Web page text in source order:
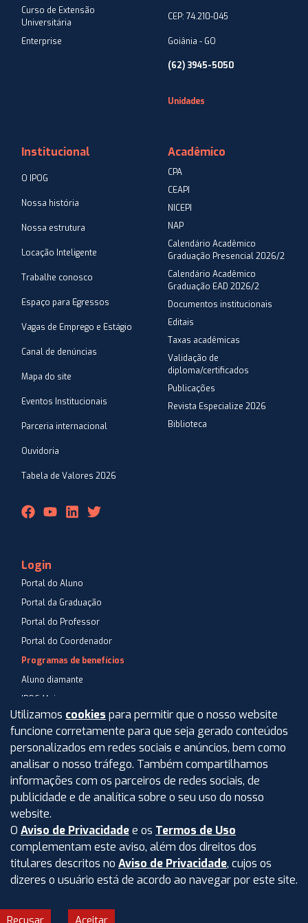
Curso de Extensão
Universitária
Enterprise
Institucional
O IPOG
Nossa história
Nossa estrutura
Locação Inteligente
Trabalhe conosco
Espaço para Egressos
Vagas de Emprego e Estágio
Canal de denúncias
Mapa do site
Eventos Institucionais
Parceria internacional
Ouvidoria
Tabela de Valores 2026
Acadêmico
CPA
CEAPI
NICEPI
NAP
Calendário Acadêmico
Graduação Presencial 2026/2
Calendário Acadêmico
Graduação EAD 2026/2
Documentos institucionais
Editais
Taxas acadêmicas
Validação de
diploma/certificados
Publicações
Revista Especialize 2026
Biblioteca
Login
Portal do Aluno
Portal da Graduação
Portal do Professor
Portal do Coordenador
Programas de benefícios
Aluno diamante
IPOG Mais
Blog
Central de Atendimento
Perguntas Frequentes
Aviso de privacidade
Termos de uso
Intranet
CEP: 74.210-045
Goiânia - GO
(62) 3945-5050
Unidades
IPOG - Instituto de Pós-Graduação e Graduação LTDA.
CNPJ: 04.688.977/0001-02
Utilizamos cookies para permitir que o nosso website
funcione corretamente para que seja gerado conteúdos
personalizados em redes sociais e anúncios, bem como
analisar o nosso tráfego. Também compartilhamos
informações com os parceiros de redes sociais, de
publicidade e de analítica sobre o seu uso do nosso
website.
O Aviso de Privacidadee os Termos de Uso
complementam este aviso, além dos direitos dos
titulares descritos no Aviso de Privacidade, cujos os
dizeres o usuário está de acordo ao navegar por este site.
Recusar Aceitar